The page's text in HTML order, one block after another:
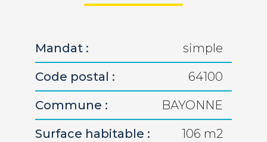
Mandat :
simple
Code postal :
64100
Commune :
BAYONNE
Surface habitable :
106 m2